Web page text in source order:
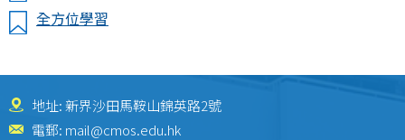
全方位學習
地址: 新界沙田馬鞍山錦英路2號
電郵: mail@cmos.edu.hk